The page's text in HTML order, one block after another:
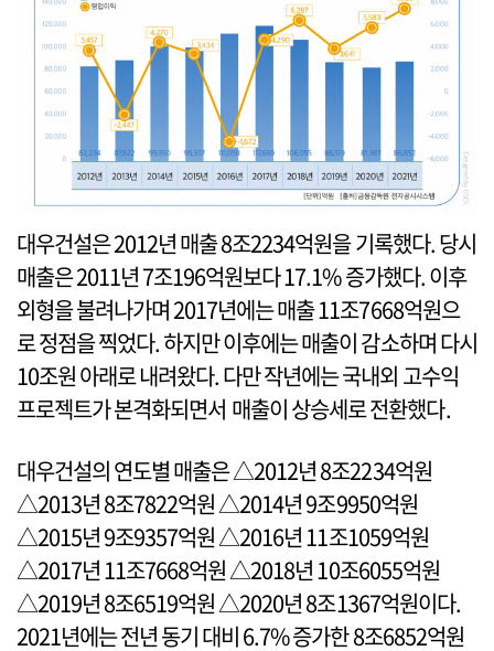
대우건설은 2012년 매출 8조2234억원을 기록했다. 당시
매출은 2011년 7조196억원보다 17.1% 증가했다. 이후
외형을 불려나가며 2017년에는 매출 11조7668억원으
로 정점을 찍었다. 하지만 이후에는 매출이 감소하며 다시
10조원 아래로 내려왔다. 다만 작년에는 국내외 고수익
프로젝트가 본격화되면서 매출이 상승세로 전환했다.
대우건설의 연도별 매출은 △2012년 8조2234억원
△2013년 8조7822억원 △2014년 9조9950억원
△2015년 9조9357억원 △2016년 11조1059억원
△2017년 11조7668억원 △2018년 10조6055억원
△2019년 8조6519억원 △2020년 8조1367억원이다.
2021년에는 전년 동기 대비 6.7% 증가한 8조6852억원